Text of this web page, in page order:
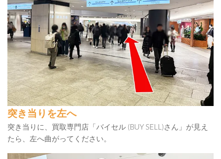
突き当りを左へ
突き当りに、買取専門店「バイセル (BUY SELL)さん」が見え
たら、左へ曲がってください。